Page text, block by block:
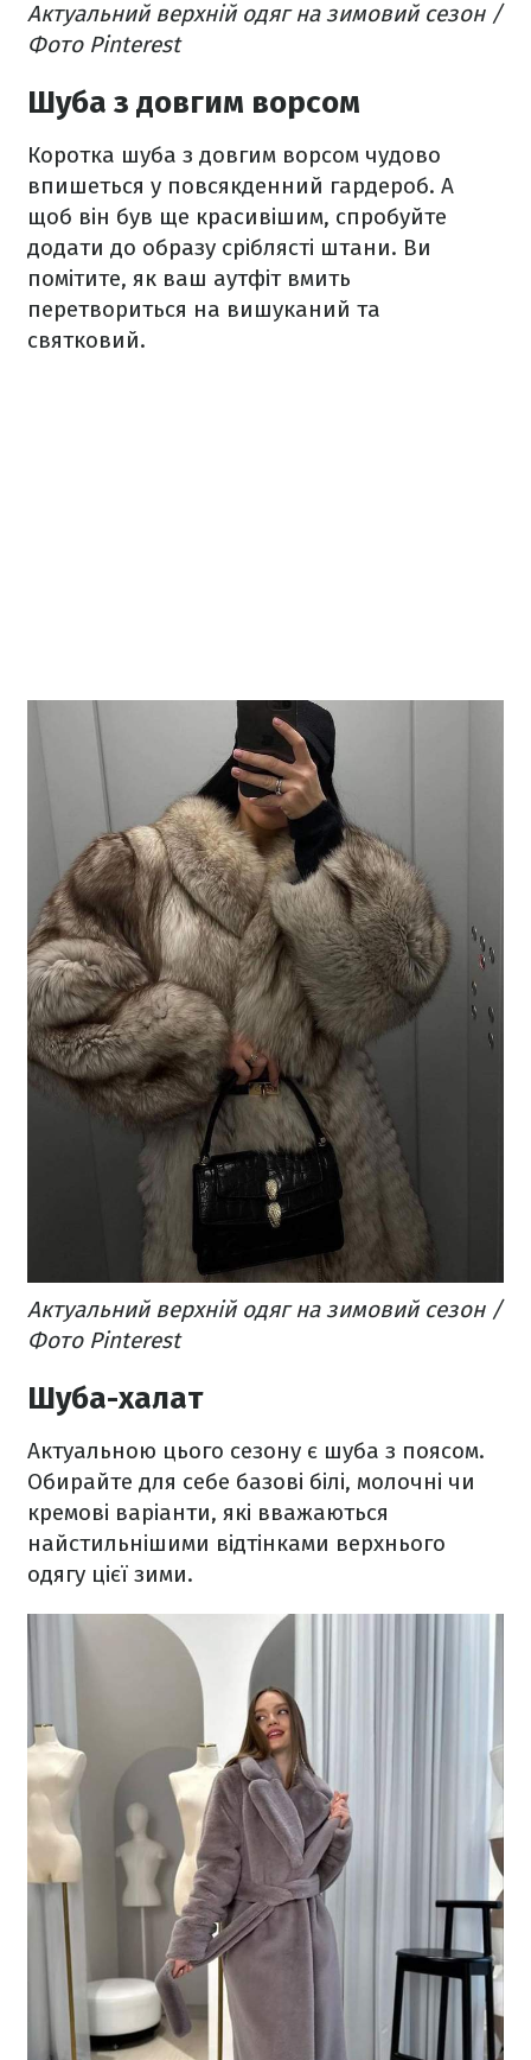
Актуальний верхній одяг на зимовий сезон /
Фото Pinterest
Шуба з довгим ворсом
Коротка шуба з довгим ворсом чудово
впишеться у повсякденний гардероб. А
щоб він був ще красивішим, спробуйте
додати до образу сріблясті штани. Ви
помітите, як ваш аутфіт вмить
перетвориться на вишуканий та
святковий.
Актуальний верхній одяг на зимовий сезон /
Фото Pinterest
Шуба-халат
Актуальною цього сезону є шуба з поясом.
Обирайте для себе базові білі, молочні чи
кремові варіанти, які вважаються
найстильнішими відтінками верхнього
одягу цієї зими.